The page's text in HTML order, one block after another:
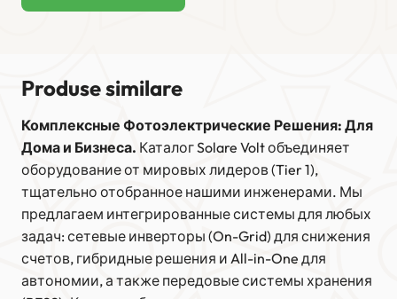
Produse similare
Комплексные Фотоэлектрические Решения: Для
Дома и Бизнеса. Каталог Solare Volt объединяет
оборудование от мировых лидеров (Tier 1),
тщательно отобранное нашими инженерами. Мы
предлагаем интегрированные системы для любых
задач: сетевые инверторы (On-Grid) для снижения
счетов, гибридные решения и All-in-One для
автономии, а также передовые системы хранения